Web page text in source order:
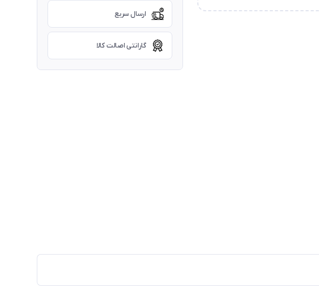
ارسال سریع
گارانتی اصالت کالا